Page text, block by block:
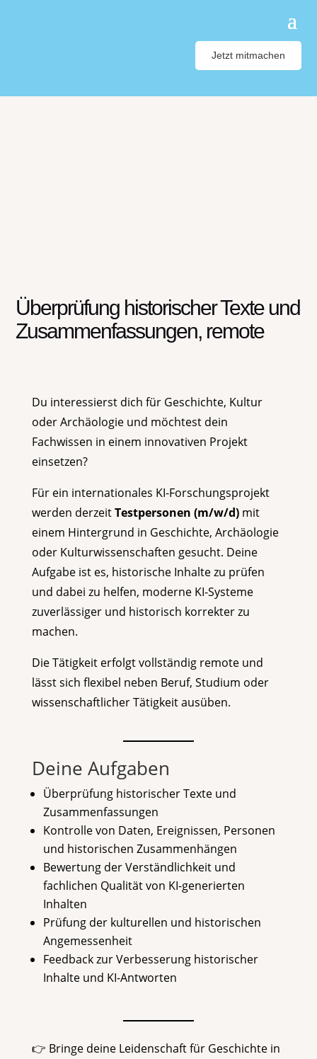
Jetzt mitmachen
Überprüfung historischer Texte und
Zusammenfassungen, remote
Du interessierst dich für Geschichte, Kultur
oder Archäologie und möchtest dein
Fachwissen in einem innovativen Projekt
einsetzen?
Für ein internationales KI-Forschungsprojekt
werden derzeitTestpersonen (m/w/d)mit
einem Hintergrund in Geschichte, Archäologie
oder Kulturwissenschaften gesucht. Deine
Aufgabe ist es, historische Inhalte zu prüfen
und dabei zu helfen, moderne KI-Systeme
zuverlässiger und historisch korrekter zu
machen.
Die Tätigkeit erfolgt vollständig remote und
lässt sich flexibel neben Beruf, Studium oder
wissenschaftlicher Tätigkeit ausüben.
Deine Aufgaben
Überprüfung historischer Texte und
Zusammenfassungen
Kontrolle von Daten, Ereignissen, Personen
und historischen Zusammenhängen
Bewertung der Verständlichkeit und
fachlichen Qualität von KI-generierten
Inhalten
Prüfung der kulturellen und historischen
Angemessenheit
Feedback zur Verbesserung historischer
Inhalte und KI-Antworten
👉 Bringe deine Leidenschaft für Geschichte in